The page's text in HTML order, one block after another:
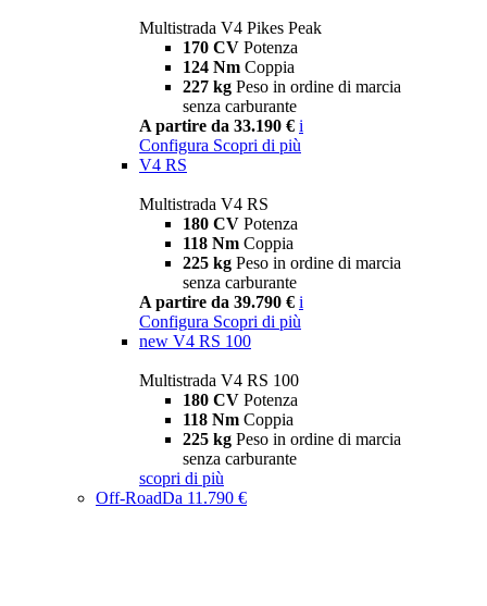
Multistrada V4 Pikes Peak
170 CV Potenza
124 Nm Coppia
227 kg Peso in ordine di marcia
senza carburante
A partire da 33.190 € i
Configura Scopri di più
V4 RS
Multistrada V4 RS
180 CV Potenza
118 Nm Coppia
225 kg Peso in ordine di marcia
senza carburante
A partire da 39.790 € i
Configura Scopri di più
new V4 RS 100
Multistrada V4 RS 100
180 CV Potenza
118 Nm Coppia
225 kg Peso in ordine di marcia
senza carburante
scopri di più
Off-RoadDa 11.790 €